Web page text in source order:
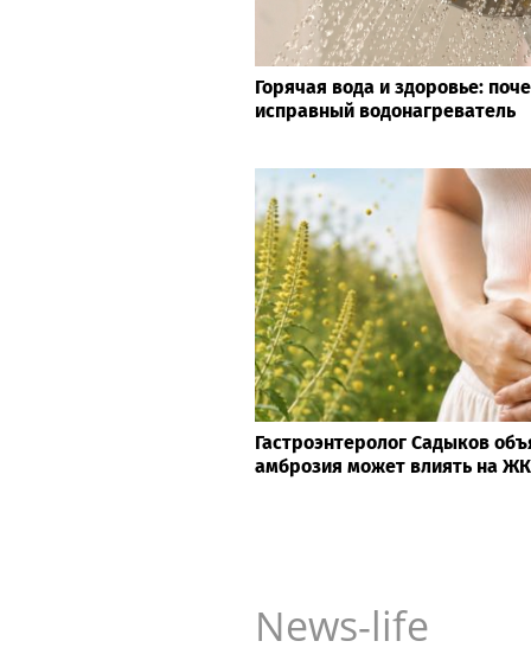
Горячая вода и здоровье:
исправный водонагреватель
Гастроэнтеролог Садыков
амброзия может влиять на
News-life